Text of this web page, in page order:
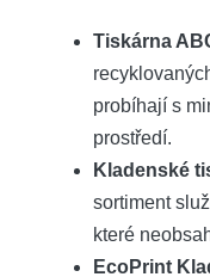
Tiskárna
probíhají s
prostředí.
Kladenské
sortiment
které
EcoPrint